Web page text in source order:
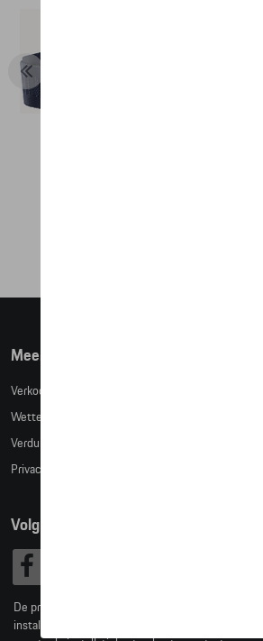
Meer info
Verkoopsvoorwaarden
Wettelijke bepalingen
Verduidelijking kledingmaten
Privacybeleid
Volg Ons
De prijzen op deze site zijn adviesprijzen (incl.
installatiekosten. Voor meer informatie over de